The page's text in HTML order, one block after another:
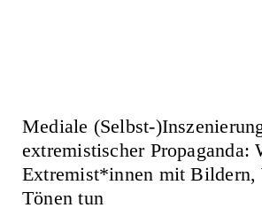
Mediale (Selbst-
extremistischer Propaganda:
Extremist*innen mit Bildern,
Tönen tun